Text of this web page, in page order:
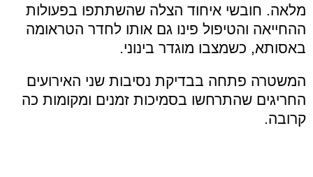
מלאה. חובשי איחוד הצלה שהשתתפו בפעולות
ההחייאה והטיפול פינו גם אותו לחדר הטראומה
באסותא, כשמצבו מוגדר בינוני.
המשטרה פתחה בבדיקת נסיבות שני האירועים
החריגים שהתרחשו בסמיכות זמנים ומקומות כה
קרובה.